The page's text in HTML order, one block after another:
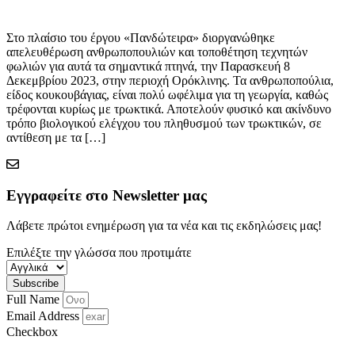
Στο πλαίσιο του έργου «Πανδώτειρα» διοργανώθηκε
απελευθέρωση ανθρωποπουλιών και τοποθέτηση τεχνητών
φωλιών για αυτά τα σημαντικά πτηνά, την Παρασκευή 8
Δεκεμβρίου 2023, στην περιοχή Ορόκλινης. Τα ανθρωποπούλια,
είδος κουκουβάγιας, είναι πολύ ωφέλιμα για τη γεωργία, καθώς
τρέφονται κυρίως με τρωκτικά. Αποτελούν φυσικό και ακίνδυνο
τρόπο βιολογικού ελέγχου του πληθυσμού των τρωκτικών, σε
αντίθεση με τα […]
Εγγραφείτε στο Newsletter μας
Λάβετε πρώτοι ενημέρωση για τα νέα και τις εκδηλώσεις μας!
Επιλέξτε την γλώσσα που προτιμάτε
Subscribe
Full Name
Email Address
Checkbox